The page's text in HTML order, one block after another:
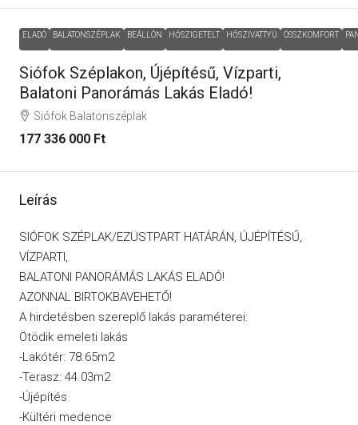
ELADÓ BALATONSZÉPLAK BEÁLLÓN HŐSZIGETELT HŐSZIVATTYÚ ÖSSZKOMFORT
Siófok Széplakon, Újépítésű, Vízparti,
Balatoni Panorámás Lakás Eladó!
Siófok Balatonszéplak
177 336 000 Ft
Leírás
SIÓFOK SZÉPLAK/EZÜSTPART HATÁRÁN, ÚJÉPÍTÉSŰ,
VÍZPARTI,
BALATONI PANORÁMÁS LAKÁS ELADÓ!
AZONNAL BIRTOKBAVEHETŐ!
A hirdetésben szereplő lakás paraméterei:
Ötödik emeleti lakás
-Lakótér: 78.65m2
-Terasz: 44.03m2
-Újépítés
-Kültéri medence